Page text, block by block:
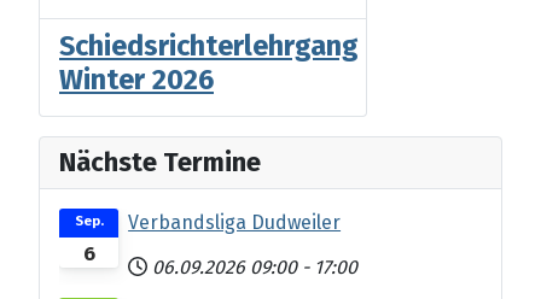
Schiedsrichterlehrgang
Winter 2026
Nächste Termine
6
Sep.
Verbandsliga Dudweiler
06.09.2026 09:00 - 17:00